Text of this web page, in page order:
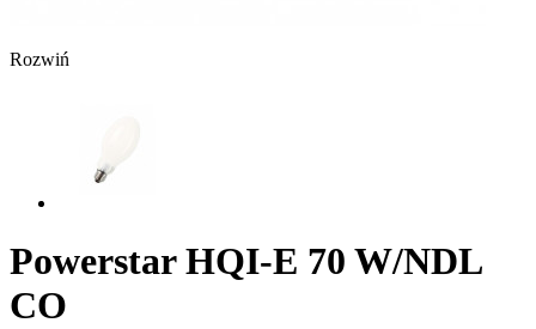
Rozwiń
Powerstar HQI-E 70 W/NDL
CO